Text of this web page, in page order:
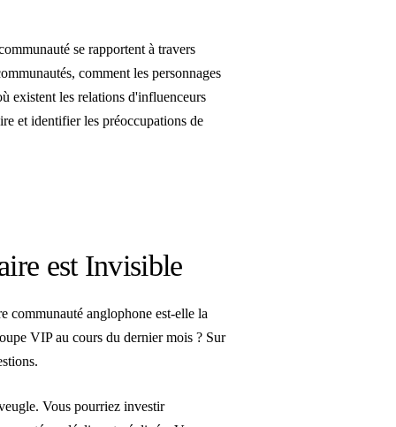
se rapportent à travers
comment les personnages
existent les relations d'influenceurs
et identifier les préoccupations de
est Invisible
communauté anglophone est-elle la
VIP au cours du dernier mois ? Sur
Vous pourriez investir